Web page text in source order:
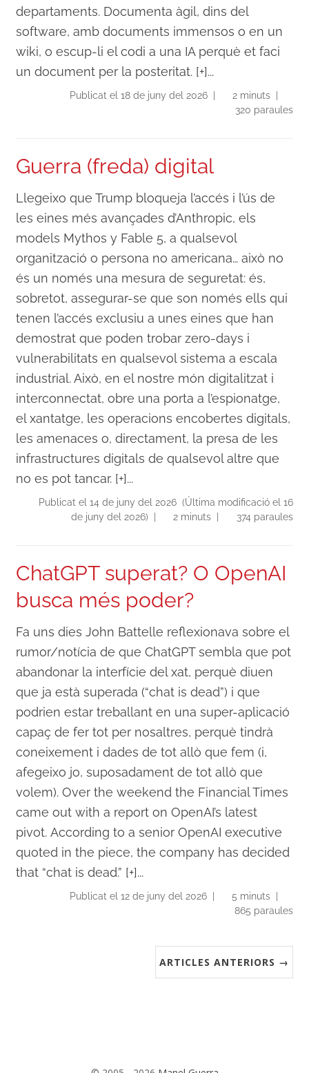
departaments. Documenta àgil, dins del
software, amb documents immensos o en un
wiki, o escup-li el codi a una IA perquè et faci
un document per la posteritat. [+]...
Publicat el 18 de juny del 2026 |
2 minuts |
320 paraules
Guerra (freda) digital
Llegeixo que Trump bloqueja l’accés i l’ús de
les eines més avançades d’Anthropic, els
models Mythos y Fable 5, a qualsevol
organització o persona no americana… això no
és un només una mesura de seguretat: és,
sobretot, assegurar-se que son només ells qui
tenen l’accés exclusiu a unes eines que han
demostrat que poden trobar zero-days i
vulnerabilitats en qualsevol sistema a escala
industrial. Això, en el nostre món digitalitzat i
interconnectat, obre una porta a l’espionatge,
el xantatge, les operacions encobertes digitals,
les amenaces o, directament, la presa de les
infrastructures digitals de qualsevol altre que
no es pot tancar. [+]...
Publicat el 14 de juny del 2026 (Última modificació el 16
de juny del 2026) |
2 minuts | 374 paraules
ChatGPT superat? O OpenAI
busca més poder?
Fa uns dies John Battelle reflexionava sobre el
rumor/notícia de que ChatGPT sembla que pot
abandonar la interfície del xat, perquè diuen
que ja està superada (“chat is dead”) i que
podrien estar treballant en una super-aplicació
capaç de fer tot per nosaltres, perquè tindrà
coneixement i dades de tot allò que fem (i,
afegeixo jo, suposadament de tot allò que
volem). Over the weekend the Financial Times
came out with a report on OpenAI’s latest
pivot. According to a senior OpenAI executive
quoted in the piece, the company has decided
that “chat is dead.” [+]...
Publicat el 12 de juny del 2026 |
5 minuts |
865 paraules
ARTICLES ANTERIORS →